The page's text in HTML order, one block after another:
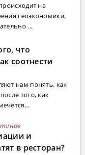
на
геоэкономики,
...
что
соотнести
нам понять, как
того, как
и
в ресторан?